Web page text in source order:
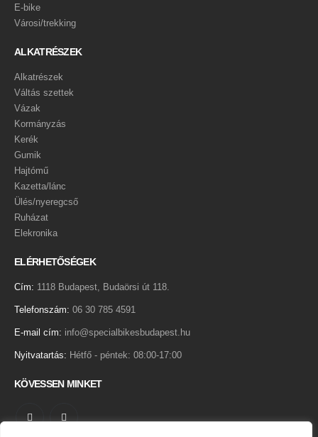
E-bike
Városi/trekking
ALKATRÉSZEK
Alkatrészek
Váltás szettek
Vázak
Kormányzás
Kerék
Gumik
Hajtómű
Kazetta/lánc
Ülés/nyeregcső
Ruházat
Elekronika
ELÉRHETŐSÉGEK
Cím: 1118 Budapest, Budaörsi út 118.
Telefonszám: 06 30 785 4591
E-mail cím: info@specialbikesbudapest.hu
Nyitvatartás: Hétfő - péntek: 08:00-17:00
KÖVESSEN MINKET